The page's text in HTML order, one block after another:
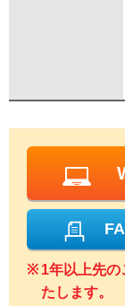
1年以上先
たします。